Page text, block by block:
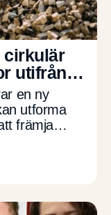
cirkulär
utifrån
en ny
utforma
främja
Peab och